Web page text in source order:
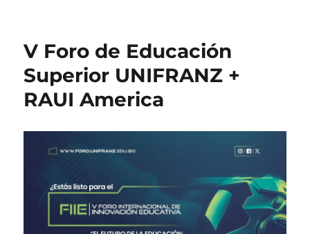
V Foro de Educación
Superior UNIFRANZ +
RAUI America